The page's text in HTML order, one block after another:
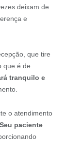
deixam de
e
que tire
que é de
tranquilo e
o atendimento
Seu paciente